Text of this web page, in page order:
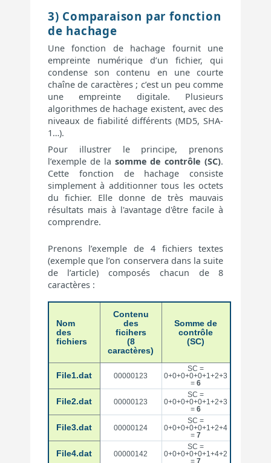
3) Comparaison par fonction
de hachage
Une fonction de hachage fournit une
empreinte numérique d’un fichier, qui
condense son contenu en une courte
chaîne de caractères ; c’est un peu comme
une empreinte digitale. Plusieurs
algorithmes de hachage existent, avec des
niveaux de fiabilité différents (MD5, SHA-
1…).
Pour illustrer le principe, prenons
l’exemple de la somme de contrôle (SC).
Cette fonction de hachage consiste
simplement à additionner tous les octets
du fichier. Elle donne de très mauvais
résultats mais à l'avantage d'être facile à
comprendre.
Prenons l’exemple de 4 fichiers textes
(exemple que l’on conservera dans la suite
de l’article) composés chacun de 8
caractères :
Nom
des
fichiers
Contenu
des
ficihers
(8
caractères)
Somme de
contrôle
(SC)
File1.dat 00000123
SC =
0+0+0+0+0+1+2+3
=6
File2.dat 00000123
SC =
0+0+0+0+0+1+2+3
=6
File3.dat 00000124
SC =
0+0+0+0+0+1+2+4
=7
File4.dat 00000142
SC =
0+0+0+0+0+1+4+2
=7